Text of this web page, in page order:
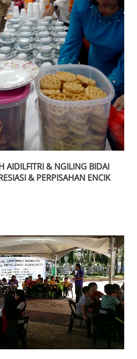
AIDILFITRI & NGILING BIDAI
& PERPISAHAN ENCIK